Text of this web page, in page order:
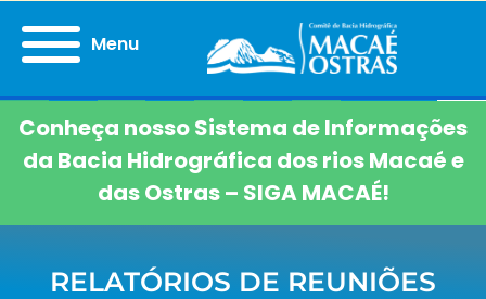
Menu
Conheça nosso Sistema de Informações
da Bacia Hidrográfica dos rios Macaé e
das Ostras – SIGA MACAÉ!
RELATÓRIOS DE REUNIÕES